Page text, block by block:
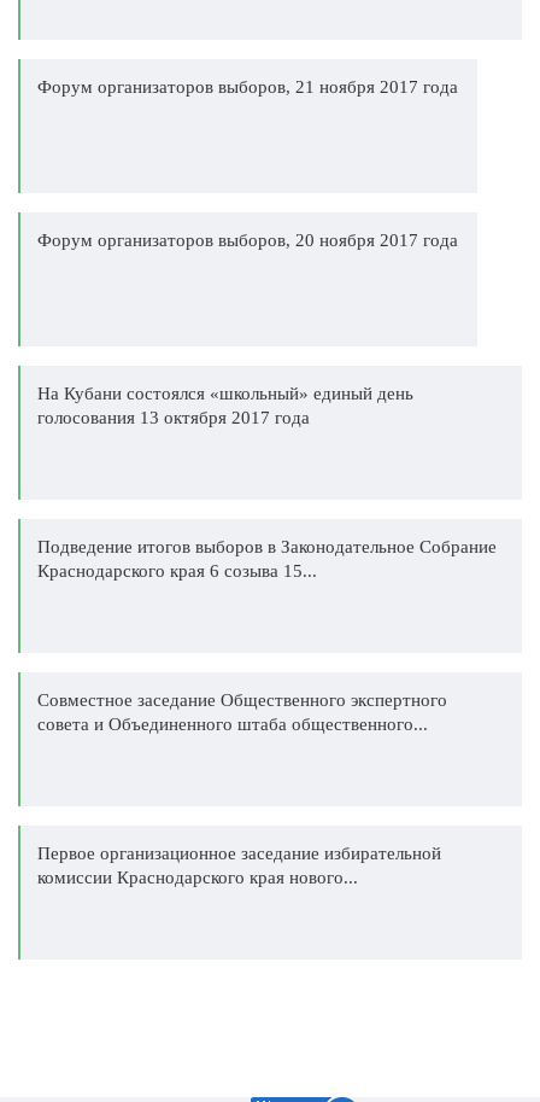
Форум организаторов выборов, 21 ноября 2017 года
Форум организаторов выборов, 20 ноября 2017 года
На Кубани состоялся «школьный» единый день
голосования 13 октября 2017 года
Подведение итогов выборов в Законодательное Собрание
Краснодарского края 6 созыва 15...
Совместное заседание Общественного экспертного
совета и Объединенного штаба общественного...
Первое организационное заседание избирательной
комиссии Краснодарского края нового...